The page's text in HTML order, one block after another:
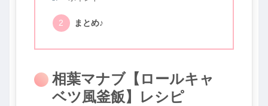
まとめ♪
相葉マナブ【ロールキャ
ベツ風釜飯】レシピ